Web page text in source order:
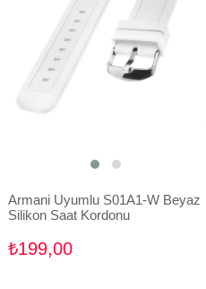
Armani Uyumlu S01A1-W Beyaz
Silikon Saat Kordonu
₺199,00